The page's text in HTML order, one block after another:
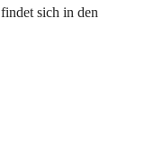
sich in den